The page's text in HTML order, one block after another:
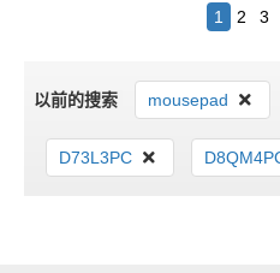
1 2 3
以前的搜索
mousepad
D73L3PC